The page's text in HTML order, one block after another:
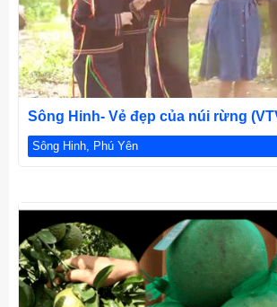
Sông Hinh- Vẻ đẹp của núi rừng
Sông Hinh, Phú Yên
CHI TIẾT